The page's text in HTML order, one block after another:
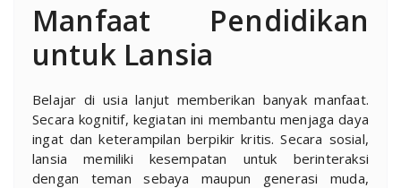
Manfaat Pendidikan
untuk Lansia
Belajar di usia lanjut memberikan banyak manfaat.
Secara kognitif, kegiatan ini membantu menjaga daya
ingat dan keterampilan berpikir kritis. Secara sosial,
lansia memiliki kesempatan untuk berinteraksi
dengan teman sebaya maupun generasi muda,